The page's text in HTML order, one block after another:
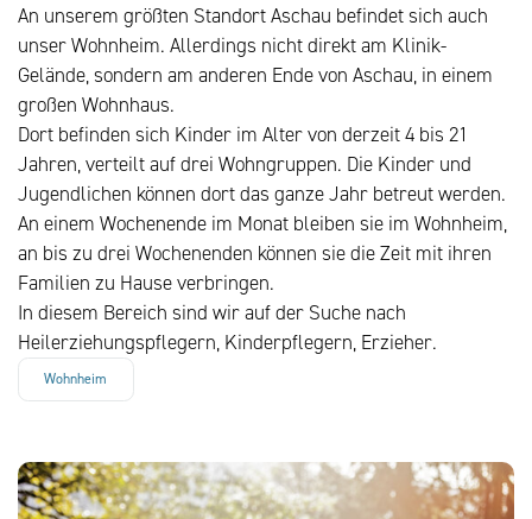
An unserem größten Standort Aschau befindet sich auch
unser Wohnheim. Allerdings nicht direkt am Klinik-
Gelände, sondern am anderen Ende von Aschau, in einem
großen Wohnhaus.
Dort befinden sich Kinder im Alter von derzeit 4 bis 21
Jahren, verteilt auf drei Wohngruppen. Die Kinder und
Jugendlichen können dort das ganze Jahr betreut werden.
An einem Wochenende im Monat bleiben sie im Wohnheim,
an bis zu drei Wochenenden können sie die Zeit mit ihren
Familien zu Hause verbringen.
In diesem Bereich sind wir auf der Suche nach
Heilerziehungspflegern, Kinderpflegern, Erzieher.
Wohnheim